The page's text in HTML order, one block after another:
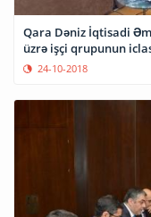
Qara Dəniz İqtisadi
üzrə işçi qrupunun
24-10-2018